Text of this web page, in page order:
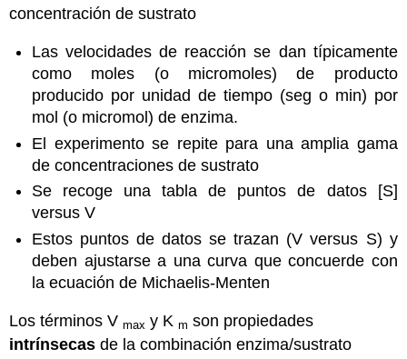
concentración de sustrato
Las velocidades de reacción se dan típicamente
como moles (o micromoles) de producto
producido por unidad de tiempo (seg o min) por
mol (o micromol) de enzima.
El experimento se repite para una amplia gama
de concentraciones de sustrato
Se recoge una tabla de puntos de datos [S]
versus V
Estos puntos de datos se trazan (V versus S) y
deben ajustarse a una curva que concuerde con
la ecuación de Michaelis-Menten
Los términos Vmax y Km son propiedades
intrínsecas de la combinación enzima/sustrato